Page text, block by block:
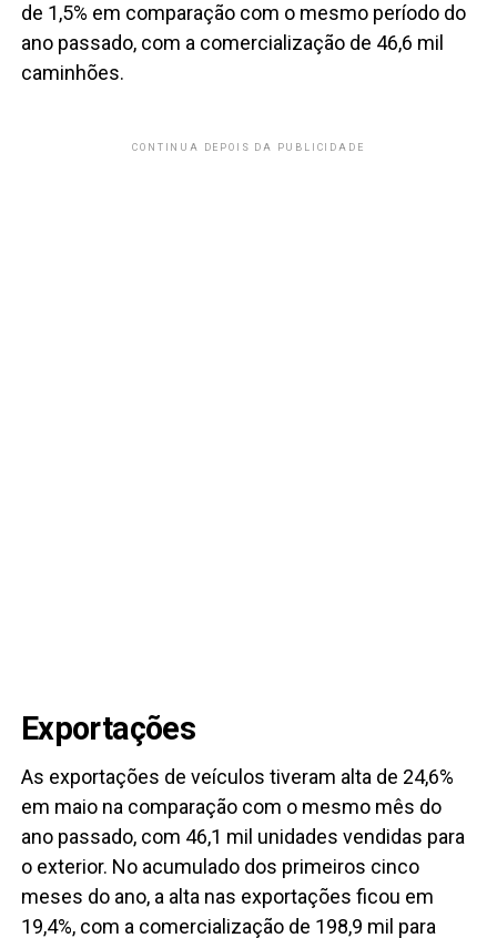
de 1,5% em comparação com o mesmo período do
ano passado, com a comercialização de 46,6 mil
caminhões.
CONTINUA DEPOIS DA PUBLICIDADE
Exportações
As exportações de veículos tiveram alta de 24,6%
em maio na comparação com o mesmo mês do
ano passado, com 46,1 mil unidades vendidas para
o exterior. No acumulado dos primeiros cinco
meses do ano, a alta nas exportações ficou em
19,4%, com a comercialização de 198,9 mil para